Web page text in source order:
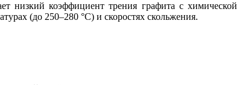
низкий коэффициент трения графита с химической
(до 250–280 °С) и скоростях скольжения.